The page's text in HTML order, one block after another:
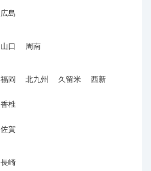
広島
山口 周南
福岡 北九州 久留米 西新
香椎
佐賀
長崎